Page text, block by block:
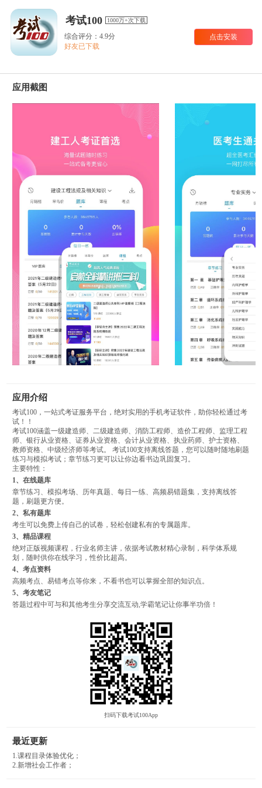
考试100 1000万+次下载
综合评分：4.9分
好友已下载
点击安装
应用截图
应用介绍
考试100，一站式考证服务平台，绝对实用的手机考证软件，助你轻松通过考
试！！
考试100涵盖一级建造师、二级建造师、消防工程师、造价工程师、监理工程
师、银行从业资格、证券从业资格、会计从业资格、执业药师、护士资格、
教师资格、中级经济师等考试。 考试100支持离线答题，您可以随时随地刷题
练习与模拟考试；章节练习更可以让你边看书边巩固复习。
主要特性：
1、在线题库
章节练习、模拟考场、历年真题、每日一练、高频易错题集，支持离线答
题，刷题更方便。
2、私有题库
考生可以免费上传自己的试卷，轻松创建私有的专属题库。
3、精品课程
绝对正版视频课程，行业名师主讲，依据考试教材精心录制，科学体系规
划，随时供你在线学习，性价比超高。
4、考点资料
高频考点、易错考点等你来，不看书也可以掌握全部的知识点。
5、考友笔记
答题过程中可与和其他考生分享交流互动,学霸笔记让你事半功倍！
扫码下载考试100App
最近更新
1.课程目录体验优化；
2.新增社会工作者；